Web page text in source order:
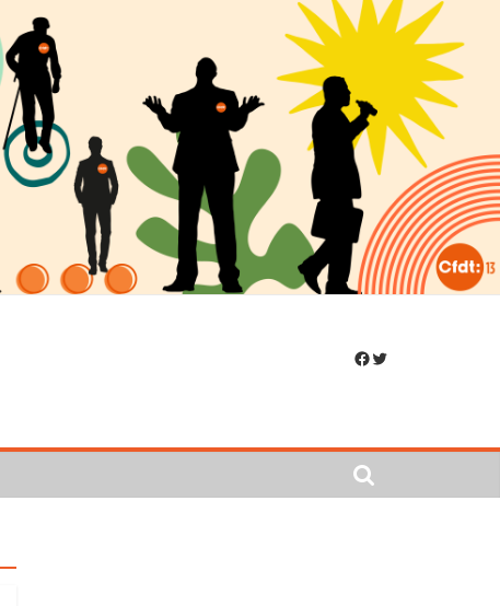
Facebook
Twitter